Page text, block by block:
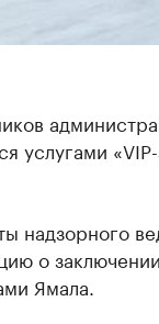
услугами
надзорного
о
Ямала.